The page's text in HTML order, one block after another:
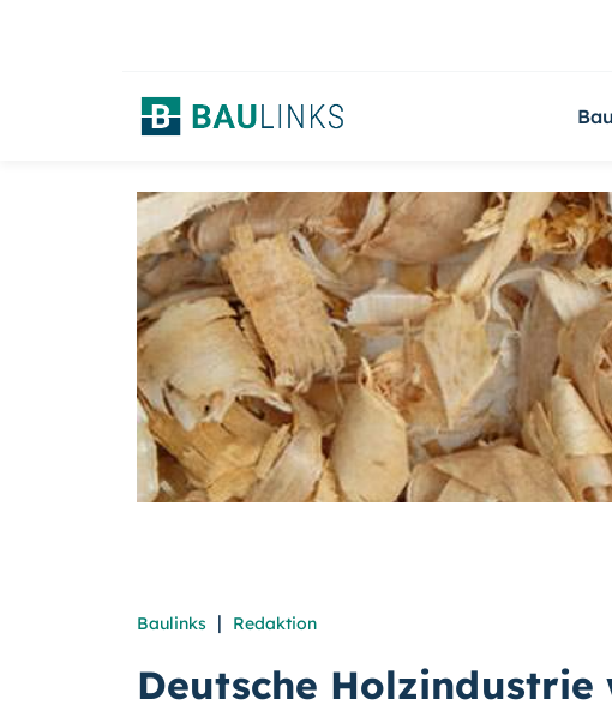
Bau
Baulinks | Redaktion
Deutsche Holzindustrie